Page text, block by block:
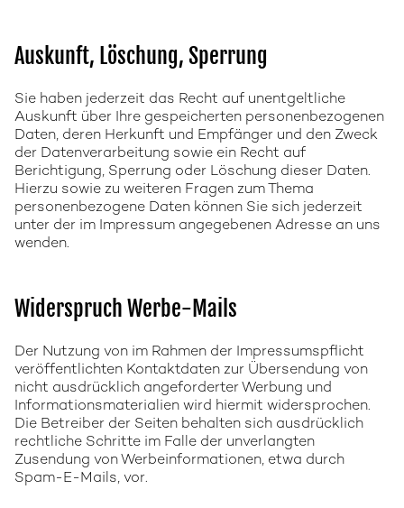
Auskunft, Löschung, Sperrung
Sie haben jederzeit das Recht auf unentgeltliche
Auskunft über Ihre gespeicherten personenbezogenen
Daten, deren Herkunft und Empfänger und den Zweck
der Datenverarbeitung sowie ein Recht auf
Berichtigung, Sperrung oder Löschung dieser Daten.
Hierzu sowie zu weiteren Fragen zum Thema
personenbezogene Daten können Sie sich jederzeit
unter der im Impressum angegebenen Adresse an uns
wenden.
Widerspruch Werbe-Mails
Der Nutzung von im Rahmen der Impressumspflicht
veröffentlichten Kontaktdaten zur Übersendung von
nicht ausdrücklich angeforderter Werbung und
Informationsmaterialien wird hiermit widersprochen.
Die Betreiber der Seiten behalten sich ausdrücklich
rechtliche Schritte im Falle der unverlangten
Zusendung von Werbeinformationen, etwa durch
Spam-E-Mails, vor.